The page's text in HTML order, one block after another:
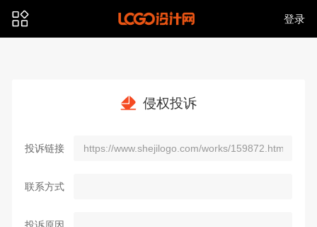
登录
侵权投诉
投诉链接
联系方式